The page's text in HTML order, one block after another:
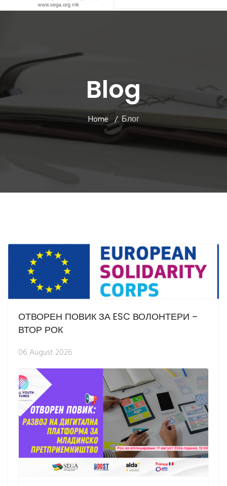
Blog
Home Блог
ОТВОРЕН ПОВИК ЗА ESC ВОЛОНТЕРИ –
ВТОР РОК
06 August 2026